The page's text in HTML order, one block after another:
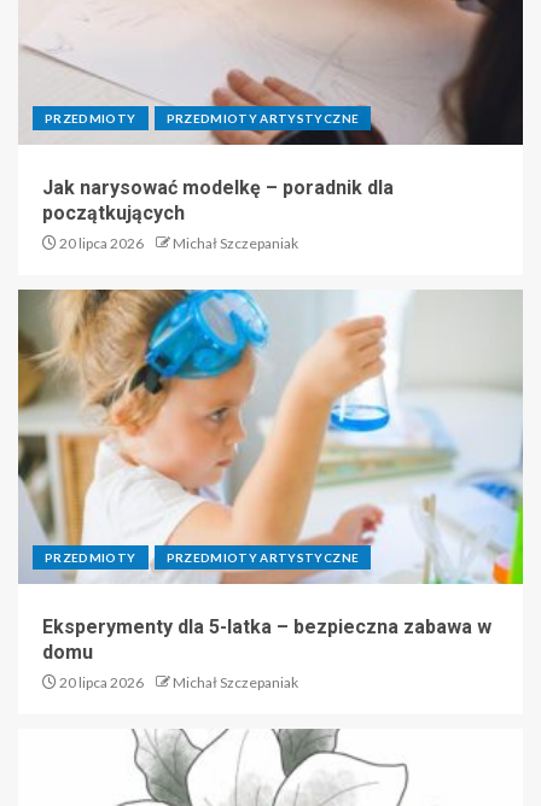
PRZEDMIOTY PRZEDMIOTY ARTYSTYCZNE
Jak narysować modelkę – poradnik dla
początkujących
20 lipca 2026 Michał Szczepaniak
PRZEDMIOTY PRZEDMIOTY ARTYSTYCZNE
Eksperymenty dla 5-latka – bezpieczna zabawa w
domu
20 lipca 2026 Michał Szczepaniak